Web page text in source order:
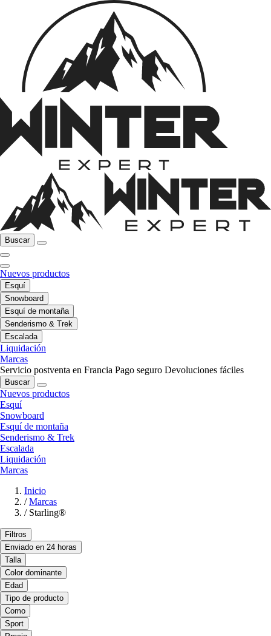
Buscar
Nuevos productos
Esquí
Snowboard
Esquí de montaña
Senderismo & Trek
Escalada
Liquidación
Marcas
Servicio postventa en Francia Pago seguro Devoluciones fáciles
Buscar
Nuevos productos
Esquí
Snowboard
Esquí de montaña
Senderismo & Trek
Escalada
Liquidación
Marcas
Inicio
/ Marcas
/ Starling®
Filtros
Enviado en 24 horas
Talla
Color dominante
Edad
Tipo de producto
Como
Sport